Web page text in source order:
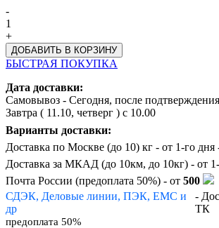
-
1
+
БЫСТРАЯ ПОКУПКА
Дата доставки:
Самовывоз - Сегодня, после подтверждения
Завтра ( 11.10, четверг ) с 10.00
Варианты доставки:
Доставка по Москве (до 10) кг - от 1-го дня
Доставка за МКАД (до 10км, до 10кг) - от
Почта России (предоплата 50%) - от 500
СДЭК, Деловые линии, ПЭК, EMC и
др
предоплата 50%
-
ТК